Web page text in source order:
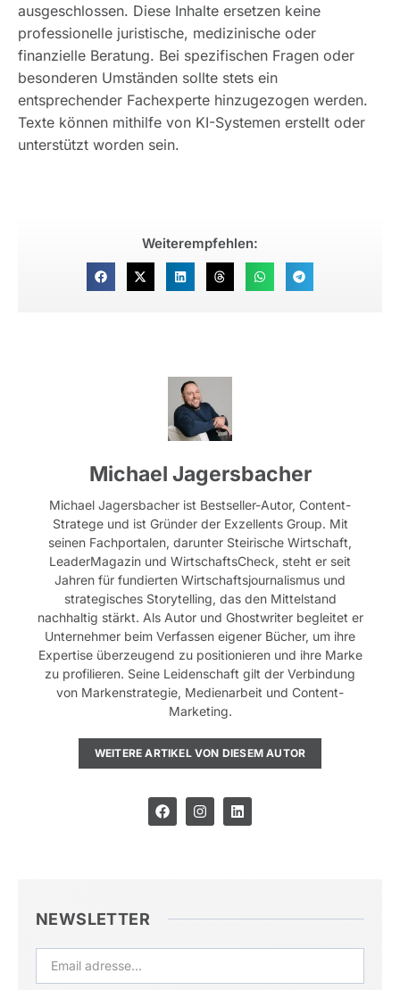
ausgeschlossen. Diese Inhalte ersetzen keine
professionelle juristische, medizinische oder
finanzielle Beratung. Bei spezifischen Fragen oder
besonderen Umständen sollte stets ein
entsprechender Fachexperte hinzugezogen werden.
Texte können mithilfe von KI-Systemen erstellt oder
unterstützt worden sein.
Weiterempfehlen:
Michael Jagersbacher
Michael Jagersbacher ist Bestseller-Autor, Content-
Stratege und ist Gründer der Exzellents Group. Mit
seinen Fachportalen, darunter Steirische Wirtschaft,
LeaderMagazin und WirtschaftsCheck, steht er seit
Jahren für fundierten Wirtschaftsjournalismus und
strategisches Storytelling, das den Mittelstand
nachhaltig stärkt. Als Autor und Ghostwriter begleitet er
Unternehmer beim Verfassen eigener Bücher, um ihre
Expertise überzeugend zu positionieren und ihre Marke
zu profilieren. Seine Leidenschaft gilt der Verbindung
von Markenstrategie, Medienarbeit und Content-
Marketing.
WEITERE ARTIKEL VON DIESEM AUTOR
NEWSLETTER